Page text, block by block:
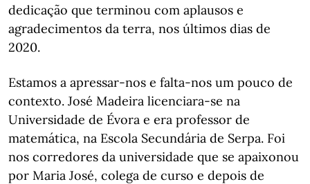
dedicação que terminou com aplausos e
agradecimentos da terra, nos últimos dias de
2020.
Estamos a apressar-nos e falta-nos um pouco de
contexto. José Madeira licenciara-se na
Universidade de Évora e era professor de
matemática, na Escola Secundária de Serpa. Foi
nos corredores da universidade que se apaixonou
por Maria José, colega de curso e depois de